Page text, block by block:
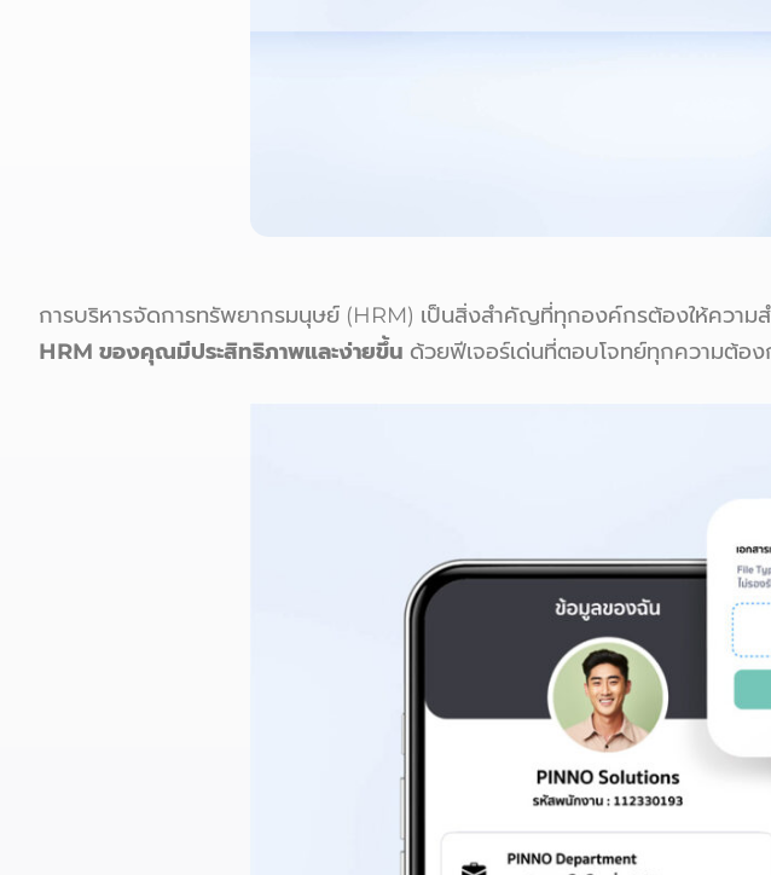
การบริหารจัดการทรัพยากรมนุษย์ (HRM) เป็นสิ่งสำคัญที่ทุกองค์กรต้องให้ความ
HRM ของคุณมีประสิทธิภาพและง่ายขึ้น ด้วยฟีเจอร์เด่นที่ตอบโจทย์ทุกความต้อ